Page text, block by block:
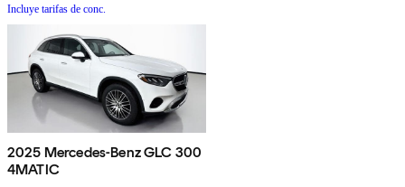
Incluye tarifas de conc.
2025 Mercedes-Benz GLC 300
4MATIC